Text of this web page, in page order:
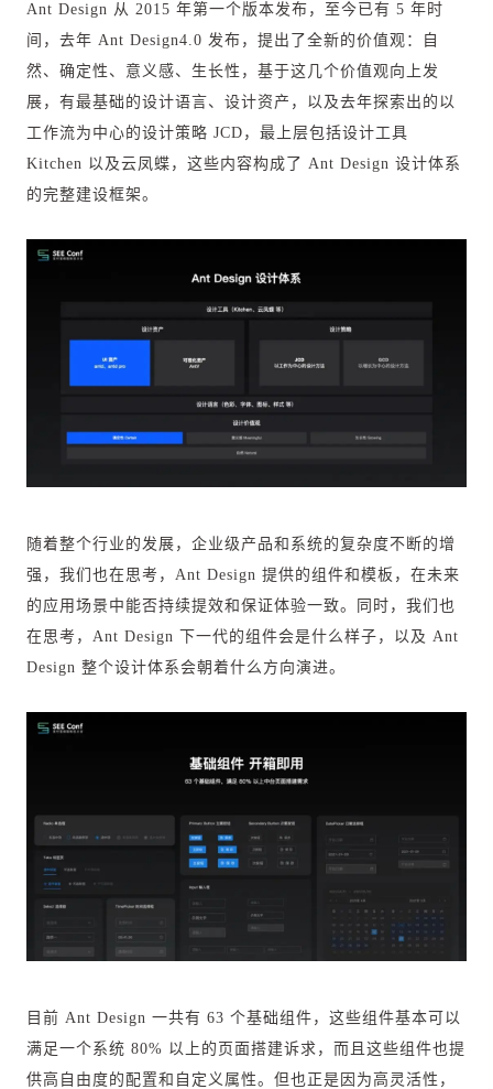
Ant Design 从 2015 年第一个版本发布，至今已有 5 年时
间，去年 Ant Design4.0 发布，提出了全新的价值观：自
然、确定性、意义感、生长性，基于这几个价值观向上发
展，有最基础的设计语言、设计资产，以及去年探索出的以
工作流为中心的设计策略 JCD，最上层包括设计工具
Kitchen 以及云凤蝶，这些内容构成了 Ant Design 设计体系
的完整建设框架。
随着整个行业的发展，企业级产品和系统的复杂度不断的增
强，我们也在思考，Ant Design 提供的组件和模板，在未来
的应用场景中能否持续提效和保证体验一致。同时，我们也
在思考，Ant Design 下一代的组件会是什么样子，以及 Ant
Design 整个设计体系会朝着什么方向演进。
目前 Ant Design 一共有 63 个基础组件，这些组件基本可以
满足一个系统 80% 以上的页面搭建诉求，而且这些组件也提
供高自由度的配置和自定义属性。但也正是因为高灵活性，